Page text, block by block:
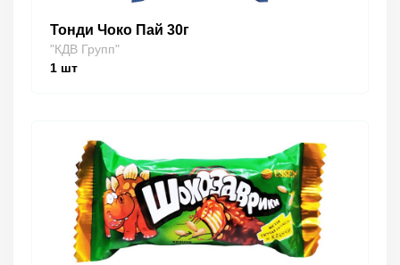
Тонди Чоко Пай 30г
"КДВ Групп"
1 шт